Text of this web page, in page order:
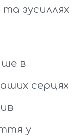
та зусиллях
в
серцях
у